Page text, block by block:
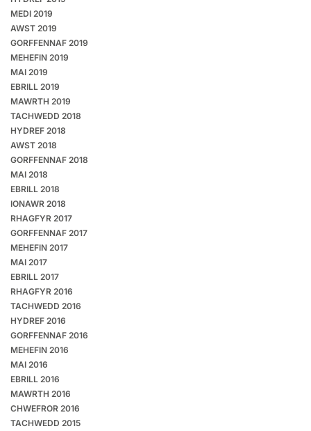
MEDI 2019
AWST 2019
GORFFENNAF 2019
MEHEFIN 2019
MAI 2019
EBRILL 2019
MAWRTH 2019
TACHWEDD 2018
HYDREF 2018
AWST 2018
GORFFENNAF 2018
MAI 2018
EBRILL 2018
IONAWR 2018
RHAGFYR 2017
GORFFENNAF 2017
MEHEFIN 2017
MAI 2017
EBRILL 2017
RHAGFYR 2016
TACHWEDD 2016
HYDREF 2016
GORFFENNAF 2016
MEHEFIN 2016
MAI 2016
EBRILL 2016
MAWRTH 2016
CHWEFROR 2016
TACHWEDD 2015